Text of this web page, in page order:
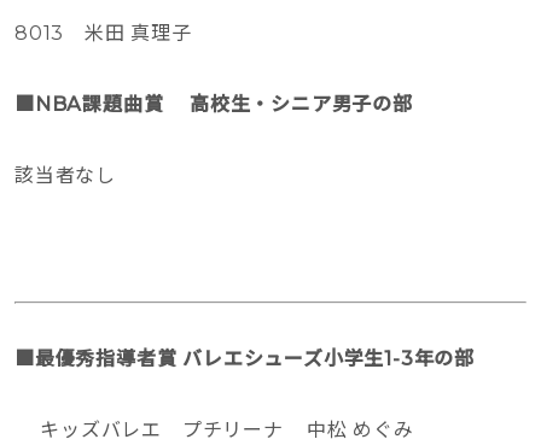
8013 米田 真理子
■NBA課題曲賞 高校生・シニア男子の部
該当者なし
■最優秀指導者賞 バレエシューズ小学生1-3年の部
キッズバレエ プチリーナ 中松 めぐみ